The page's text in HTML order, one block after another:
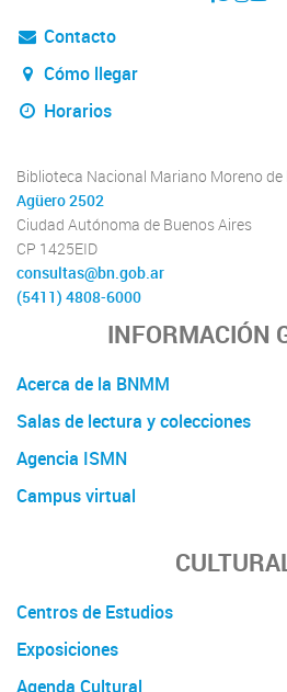
Contacto
Cómo llegar
Horarios
Biblioteca Nacional Mariano Moreno
Agüero 2502
Ciudad Autónoma de Buenos Aires
CP 1425EID
consultas@bn.gob.ar
(5411) 4808-6000
INFORMACIÓN
Acerca de la BNMM
Salas de lectura y colecciones
Agencia ISMN
Campus virtual
Centros de Estudios
Exposiciones
Agenda Cultural